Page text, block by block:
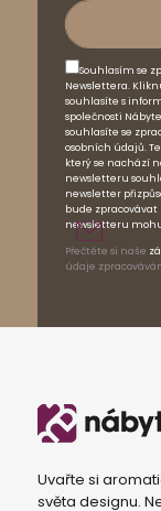
Souhlasím se
Newslettera.
souhlasíte s
společnosti
souhlasíte se
osobních údajů.
který se nachází
newsletteru
newsletter
bude
newsletteru
Přečtěte si naše
údaje
Uvařte si
světa designu.